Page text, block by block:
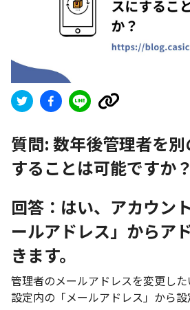
質問: 数年後管理者を
することは可能ですか？
回答：はい、アカウン
ールアドレス」からア
きます。
管理者のメールアドレスを変更し
設定内の「メールアドレス」から設